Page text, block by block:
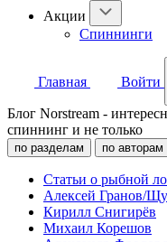
Акции
Спиннинги
Главная Войти
Блог Norstream -
спиннинг и не только
по разделам по авторам
Статьи о рыбной
Алексей Гранов/
Кирилл Снигирёв
Михаил Корешов